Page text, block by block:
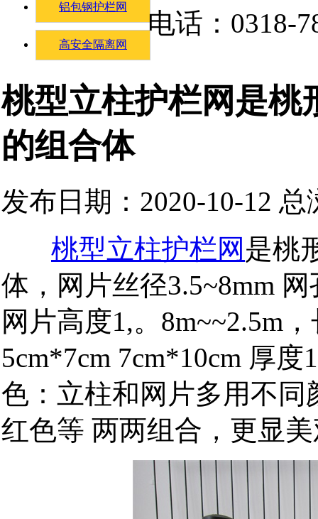
铝包钢护栏网
高安全隔离网
桃型立柱护栏网是桃
的组合体
发布日期：2020-10-12 总
桃型立柱护栏网 是桃
体，网片丝径3.5~8mm
网片高度1,。8m~~2.5m
5cm*7cm 7cm*10cm 厚
色：立柱和网片多用不
红色等 两两组合，更显
电话：0318-